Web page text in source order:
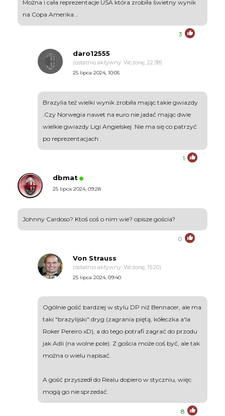
Można i cała reprezentacje USA która zrobiła świetny wynik
na Copa Amerika ..
3
daro12555
(ostatnio aktywny: Wczoraj, 22:38)
25 lipca 2024, 10:05
Brazylia też wielki wynik zrobiła mając takie gwiazdy
.Czy Norwegia nawet na euro nie jadać mając dwie
wielkie gwiazdy Ligi Angielskej .Nie ma się co patrzyć
po reprezentacjach .
1
dbmat
25 lipca 2024, 09:28
Johnny Cardoso? Ktoś coś o nim wie? opisze gościa?
0
Von Strauss
(ostatnio aktywny: Wczoraj, 15:20)
25 lipca 2024, 09:40
Ogólnie gość bardziej w stylu DP niż Bennacer, ale ma
taki "brazylijski" dryg (zagrania piętą, kółeczka a'la
Roker Pereiro xD), a do tego potrafi zagrać do przodu
jak Adli (na wolne pole). Z gościa może coś być, ale tak
można o wielu napisać.
A gość przyszedł do Realu dopiero w styczniu, więc
mogą go nie sprzedać.
8